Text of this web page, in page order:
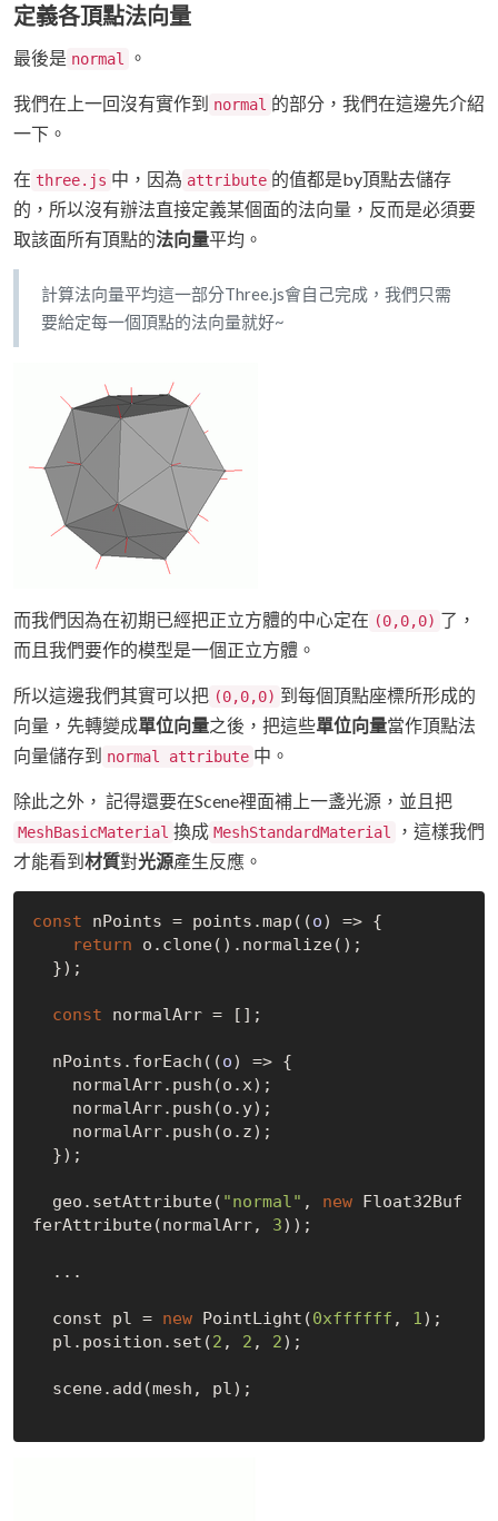
定義各頂點法向量
最後是 normal 。
我們在上一回沒有實作到 normal 的部分，我們在這邊先介紹
一下。
在 three.js 中，因為 attribute 的值都是by頂點去儲存
的，所以沒有辦法直接定義某個面的法向量，反而是必須要
取該面所有頂點的法向量平均。
計算法向量平均這一部分Three.js會自己完成，我們只需
要給定每一個頂點的法向量就好~
而我們因為在初期已經把正立方體的中心定在 (0,0,0) 了，
而且我們要作的模型是一個正立方體。
所以這邊我們其實可以把 (0,0,0) 到每個頂點座標所形成的
向量，先轉變成單位向量之後，把這些單位向量當作頂點法
向量儲存到 normal attribute 中。
除此之外， 記得還要在Scene裡面補上一盞光源，並且把
MeshBasicMaterial 換成 MeshStandardMaterial
，這樣我們
才能看到 材質對光源產生反應。
const nPoints = points.map( (o) => {
return o.clone().normalize();
const normalArr = [];
  nPoints.forEach(
(o) => {
  geo.setAttribute(
"normal" , new Float32Buf
ferAttribute(normalArr, 3));
  const pl =
new PointLight(0xffffff , 1);
  pl.position.set(
2 , 2 , 2);